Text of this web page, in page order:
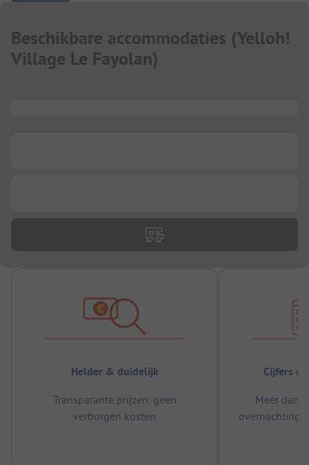
Beschikbare accommodaties (Yelloh!
Village Le Fayolan)
Helder & duidelijk
Transparante prijzen, geen
verborgen kosten
Cijfers
Meer dan